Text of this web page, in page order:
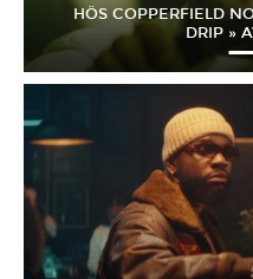
HÖS COPPERFIELD
DRIP »